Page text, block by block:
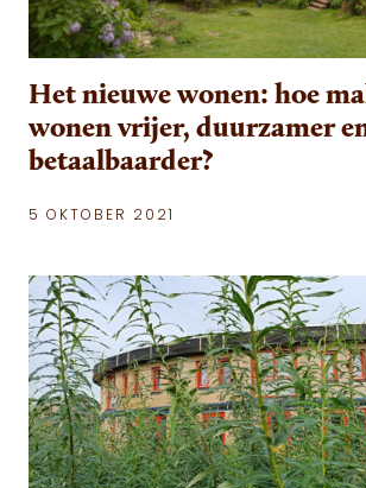
Het nieuwe wonen: hoe
wonen vrijer, duurzamer
betaalbaarder?
5 OKTOBER 2021